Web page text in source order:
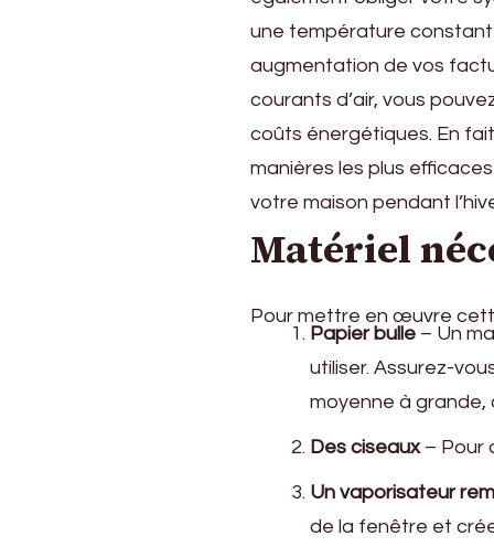
une température
augmentation de vos
courants d’air, vous
coûts énergétiques. En
manières les plus
votre maison pendant
Matériel
Pour mettre en œuvre
Papier bulle – Un
utiliser. Assurez-
moyenne à grande,
Des ciseaux– Pour
Un vaporisateur
de la fenêtre et